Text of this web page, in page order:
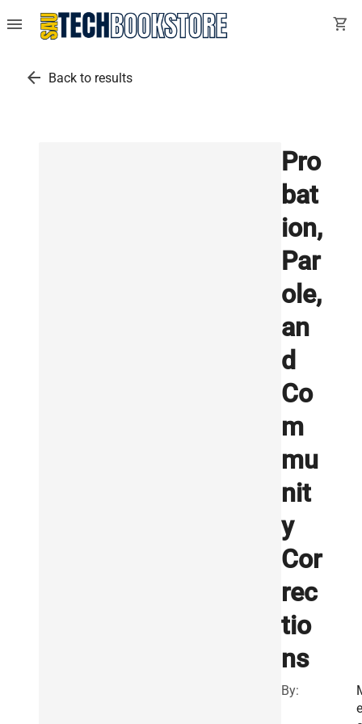
menu shopping_cart
arrow_back Back to results
Pro
bat
ion,
Par
ole,
an
d
Co
m
mu
nit
y
Cor
rec
tio
ns
By:
e